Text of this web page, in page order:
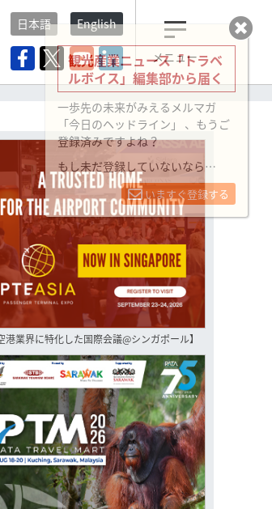
日本語 English
メニュー
港業界に特化した国際会議@シンガポール】
観光産業ニュース「トラベ
ルボイス」編集部から届く
一歩先の未来がみえるメルマガ
「今日のヘッドライン」 、もうご
登録済みですよね？
もし未だ登録していないなら…
いますぐ登録する